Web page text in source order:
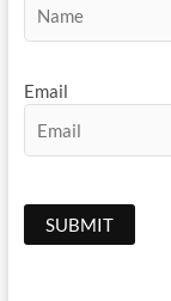
Email